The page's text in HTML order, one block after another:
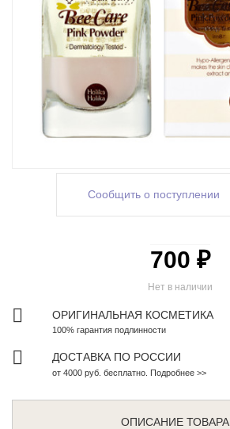
Сообщить о поступлении
Нет в наличии
700 ₽
ОРИГИНАЛЬНАЯ КОСМЕТИКА
100% гарантия подлинности
ДОСТАВКА ПО РОССИИ
от 4000 руб. бесплатно. Подробнее >>
ОПИСАНИЕ ТОВАРА